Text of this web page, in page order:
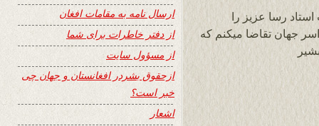
رسا عزیز را
جهان تقاضا میکنم که
ارسال نامه به مقامات افغان
از دفتر خاطرات برای شما
از مسؤول سایت
ازحقوق بشردر افغانستان و جهان چی
خبر است؟
اشعار